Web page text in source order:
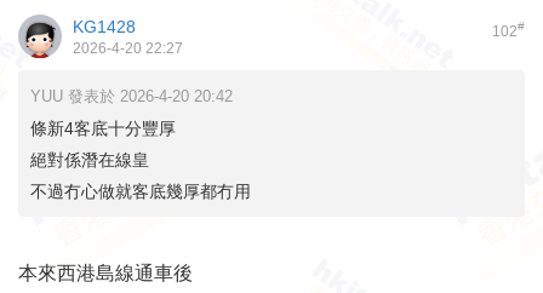
102#
KG1428
2026-4-20 22:27
YUU 發表於 2026-4-20 20:42
條新4客底十分豐厚
絕對係潛在線皇
不過冇心做就客底幾厚都冇用
本來西港島線通車後